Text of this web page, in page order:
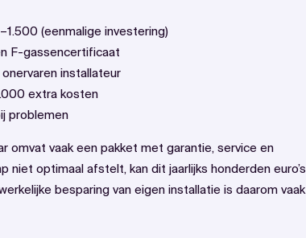
(eenmalige investering)
F-gassencertificaat
installateur
extra kosten
problemen
omvat vaak een pakket met garantie, service en
optimaal afstelt, kan dit jaarlijks honderden euro’s
besparing van eigen installatie is daarom vaak